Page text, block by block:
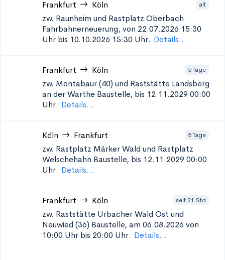
Frankfurt Köln alt
zw. Raunheim und Rastplatz Oberbach
Fahrbahnerneuerung, von 22.07.2026 15:30
Uhr bis 10.10.2026 15:30 Uhr. Details...
Frankfurt Köln 5 Tage
zw. Montabaur (40) und Raststätte Landsberg
an der Warthe Baustelle, bis 12.11.2029 00:00
Uhr. Details...
Köln Frankfurt 5 Tage
zw. Rastplatz Märker Wald und Rastplatz
Welschehahn Baustelle, bis 12.11.2029 00:00
Uhr. Details...
Frankfurt Köln seit 21 Std
zw. Raststätte Urbacher Wald Ost und
Neuwied (36) Baustelle, am 06.08.2026 von
10:00 Uhr bis 20:00 Uhr. Details...